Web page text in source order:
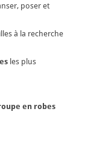
poser et
à la recherche
les plus
en robes